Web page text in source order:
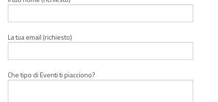
La tua email (richiesto)
Che tipo di Eventi ti piacciono?